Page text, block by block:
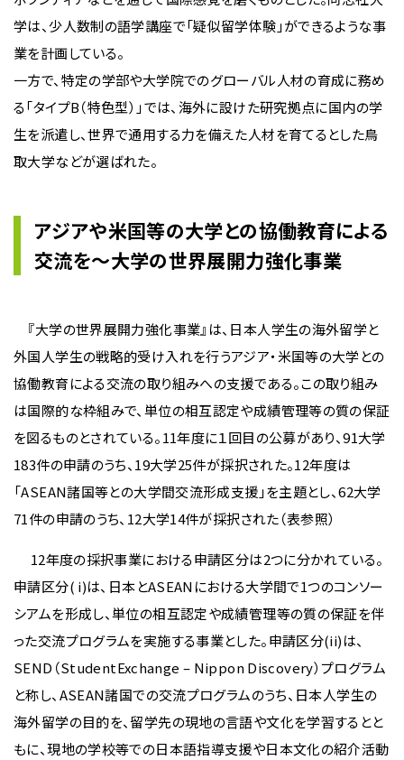
学は、少人数制の語学講座で「疑似留学体験」ができるような事
業を計画している。
一方で、特定の学部や大学院でのグローバル人材の育成に務め
る「タイプB（特色型）」では、海外に設けた研究拠点に国内の学
生を派遣し、世界で通用する力を備えた人材を育てるとした鳥
取大学などが選ばれた。
アジアや米国等の大学との協働教育による
交流を〜大学の世界展開力強化事業
『大学の世界展開力強化事業』は、日本人学生の海外留学と
外国人学生の戦略的受け入れを行うアジア・米国等の大学との
協働教育による交流の取り組みへの支援である。この取り組み
は国際的な枠組みで、単位の相互認定や成績管理等の質の保証
を図るものとされている。11年度に１回目の公募があり、91大学
183件の申請のうち、19大学25件が採択された。12年度は
「ASEAN諸国等との大学間交流形成支援」を主題とし、62大学
71件の申請のうち、12大学14件が採択された（表参照）
12年度の採択事業における申請区分は2つに分かれている。
申請区分( i)は、日本とASEANにおける大学間で1つのコンソー
シアムを形成し、単位の相互認定や成績管理等の質の保証を伴
った交流プログラムを実施する事業とした。申請区分(ii)は、
SEND（StudentExchange – Nippon Discovery）プログラム
と称し、ASEAN諸国での交流プログラムのうち、日本人学生の
海外留学の目的を、留学先の現地の言語や文化を学習するとと
もに、現地の学校等での日本語指導支援や日本文化の紹介活動